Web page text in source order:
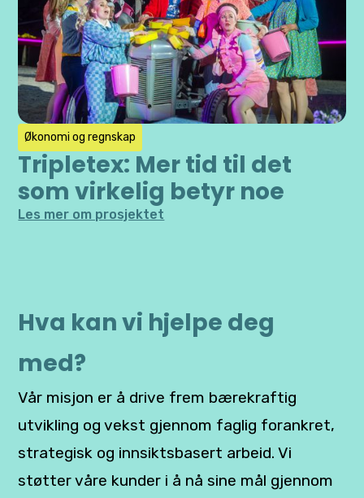
Økonomi og regnskap
Tripletex: Mer tid til det
som virkelig betyr noe
Les mer om prosjektet
Hva kan vi hjelpe deg
med?
Vår misjon er å drive frem bærekraftig
utvikling og vekst gjennom faglig forankret,
strategisk og innsiktsbasert arbeid. Vi
støtter våre kunder i å nå sine mål gjennom